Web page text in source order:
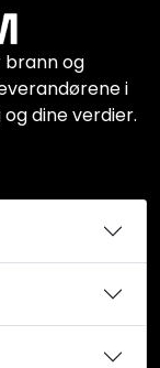
brann og
i
dine verdier.